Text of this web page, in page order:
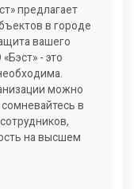
предлагает
в городе
вашего
- это
можно
в
на высшем